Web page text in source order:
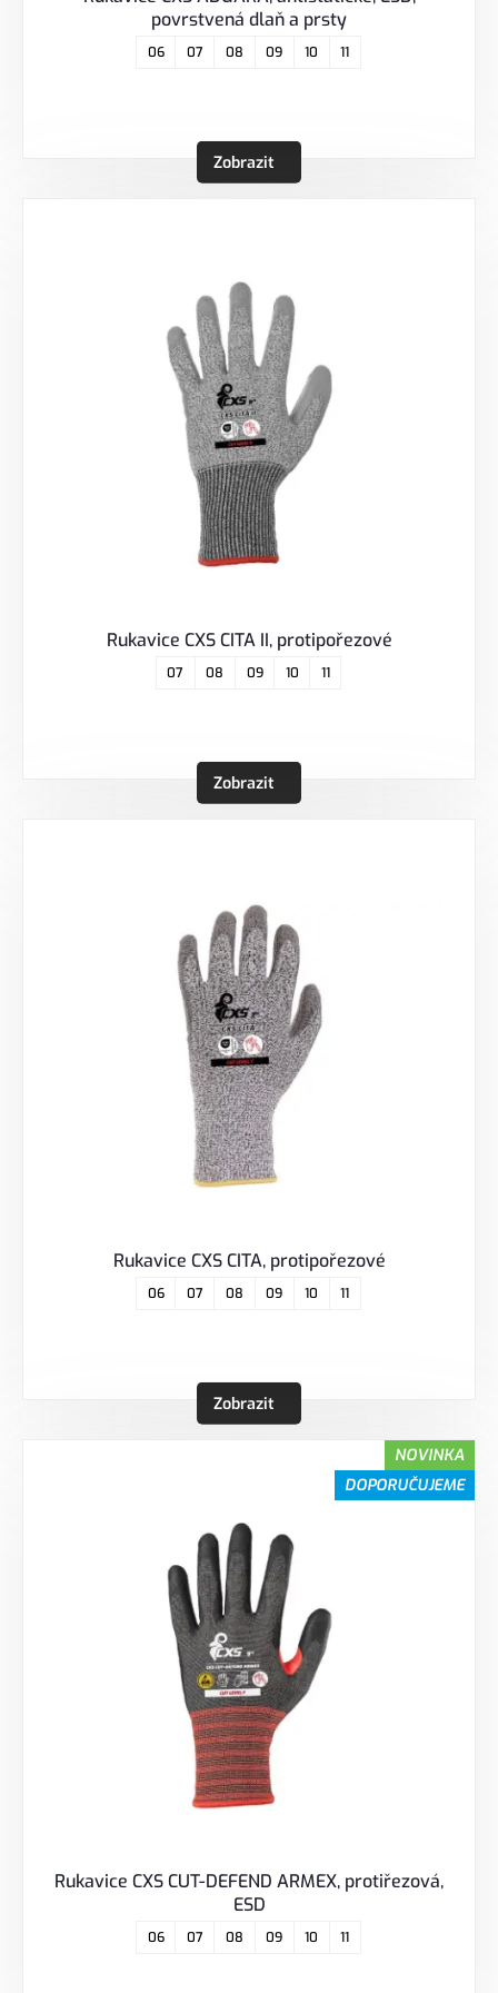
povrstvená dlaň a prsty
06 07 08 09 10 11
Zobrazit
Rukavice CXS CITA II, protipořezové
07 08 09 10 11
Zobrazit
Rukavice CXS CITA, protipořezové
06 07 08 09 10 11
Zobrazit
NOVINKA
DOPORUČUJEME
Rukavice CXS CUT-DEFEND ARMEX, protiřezová,
ESD
06 07 08 09 10 11